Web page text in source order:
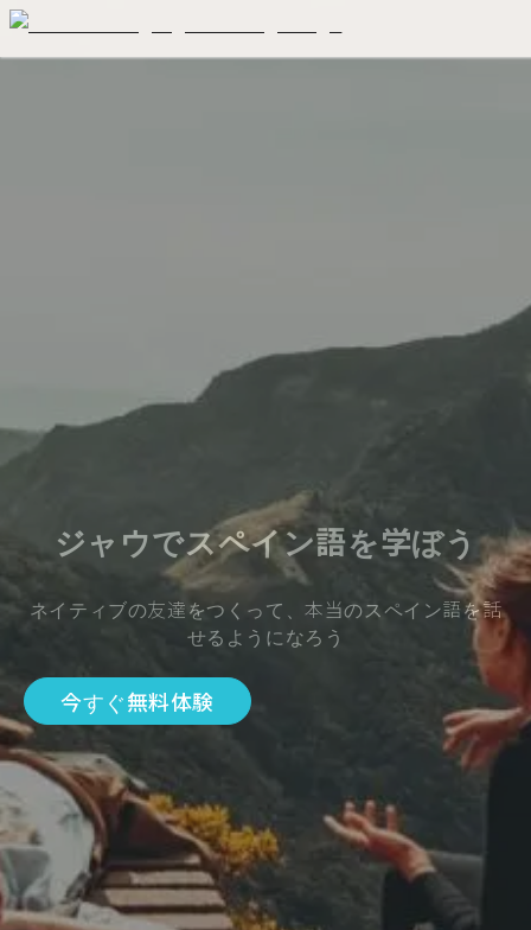
ジャウでスペイン語を学ぼう
ネイティブの友達をつくって、本当のスペイン語を話
せるようになろう
今すぐ無料体験